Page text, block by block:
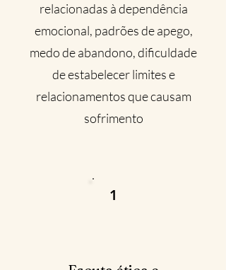
relacionadas à dependência
emocional, padrões de apego,
medo de abandono, dificuldade
de estabelecer limites e
relacionamentos que causam
sofrimento
1